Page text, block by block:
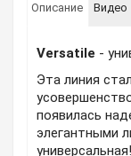
Описание Видео
Versatile -
Эта линия
появилась
элегантными
универсальная!